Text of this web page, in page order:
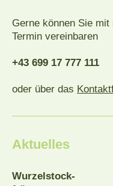
Gerne können Sie
Termin vereinbaren
+43 699 17 777 111
oder über das
Aktuelles
Wurzelstock-